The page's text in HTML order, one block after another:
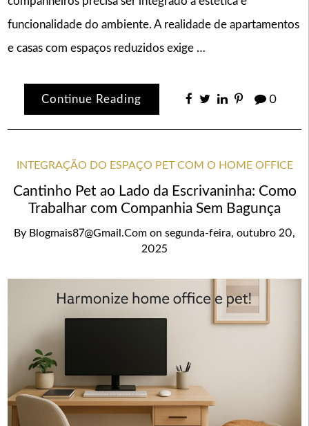
funcionalidade do ambiente. A realidade de apartamentos
e casas com espaços reduzidos exige …
Continue Reading 0
INTEGRAÇÃO DO ESPAÇO PET COM O HOME OFFICE
Cantinho Pet ao Lado da Escrivaninha: Como
Trabalhar com Companhia Sem Bagunça
By Blogmais87@gmail.com on segunda-feira, outubro 20,
2025